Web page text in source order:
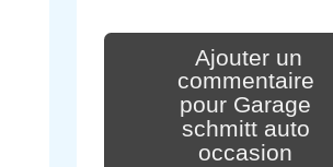
Ajouter un
commentaire
pour Garage
schmitt auto
occasion